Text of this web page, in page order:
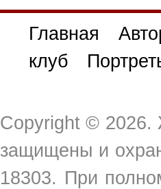
Главная
клуб
Copyright © 2026.
защищены и
18303. При